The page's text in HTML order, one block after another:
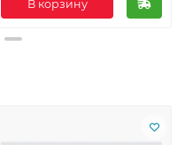
В корзину